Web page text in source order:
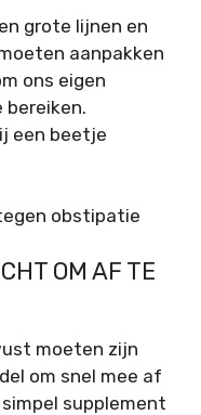
grote lijnen en
aanpakken
ons eigen
een beetje
obstipatie
OM AF TE
moeten zijn
om snel mee af
supplement